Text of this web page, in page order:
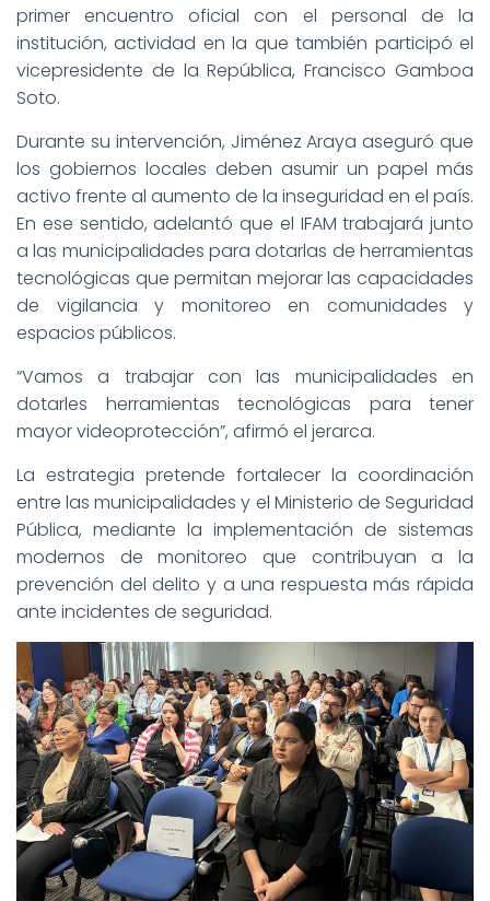
primer encuentro oficial con el personal de la
institución, actividad en la que también participó el
vicepresidente de la República, Francisco Gamboa
Soto.
Durante su intervención, Jiménez Araya aseguró que
los gobiernos locales deben asumir un papel más
activo frente al aumento de la inseguridad en el país.
En ese sentido, adelantó que el IFAM trabajará junto
a las municipalidades para dotarlas de herramientas
tecnológicas que permitan mejorar las capacidades
de vigilancia y monitoreo en comunidades y
espacios públicos.
“Vamos a trabajar con las municipalidades en
dotarles herramientas tecnológicas para tener
mayor videoprotección”, afirmó el jerarca.
La estrategia pretende fortalecer la coordinación
entre las municipalidades y el Ministerio de Seguridad
Pública, mediante la implementación de sistemas
modernos de monitoreo que contribuyan a la
prevención del delito y a una respuesta más rápida
ante incidentes de seguridad.